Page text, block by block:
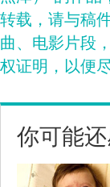
转载，请与稿
曲、电影片段
权证明，以便
你可能